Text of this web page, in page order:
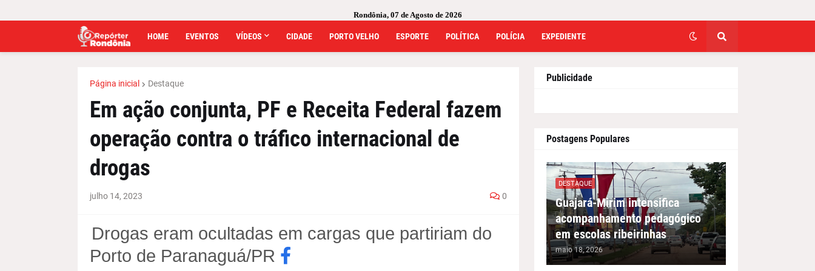
Rondônia, 07 de Agosto de 2026
HOME EVENTOS VÍDEOS CIDADE PORTO VELHO ESPORTE POLÍTICA POLÍCIA EXPEDIENTE
Página inicial Destaque
Em ação conjunta, PF e Receita Federal fazem
operação contra o tráfico internacional de
drogas
julho 14, 2023 0
Drogas eram ocultadas em cargas que partiriam do
Porto de Paranaguá/PR
Publicidade
Postagens Populares
DESTAQUE
Guajará-Mirim intensifica
acompanhamento pedagógico
em escolas ribeirinhas
maio 18, 2026